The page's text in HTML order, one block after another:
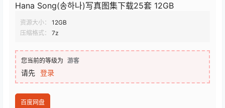
Hana Song(송하나)写真图集下载25套 12GB
资源大小：
12GB
压缩格式：
7z
您当前的等级为 游客
请先 登录
百度网盘